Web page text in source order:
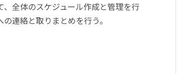
全体のスケジュール作成と管理を行
連絡と取りまとめを行う。